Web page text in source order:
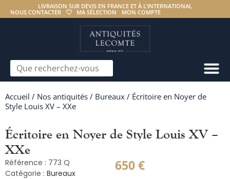
LIVRAISON SUR DEVIS EN FRANCE ET À L’INTERNATIONAL
NOUS CONTACTER
MA SÉLECTION MON COMPTE
Accueil / Nos antiquités / Bureaux / Écritoire en Noyer de
Style Louis XV – XXe
Écritoire en Noyer de Style Louis XV –
XXe
Référence : 773 Q
Catégorie : Bureaux 650€